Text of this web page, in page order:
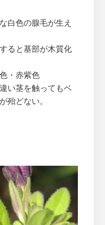
白色の腺毛が生え
ると基部が木質化
・赤紫色
い茎を触ってもベ
殆どない。